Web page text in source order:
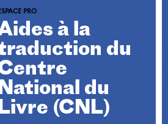
PRO
à la
du
du
(CNL)